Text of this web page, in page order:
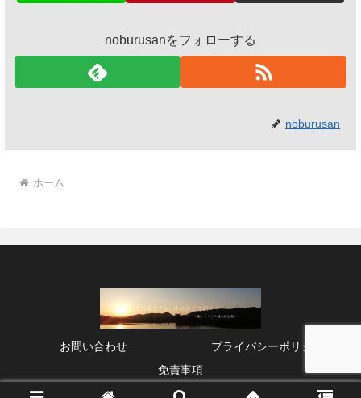
noburusanをフォローする
noburusan
ホーム
お問い合わせ
プライバシーポリシー
免責事項